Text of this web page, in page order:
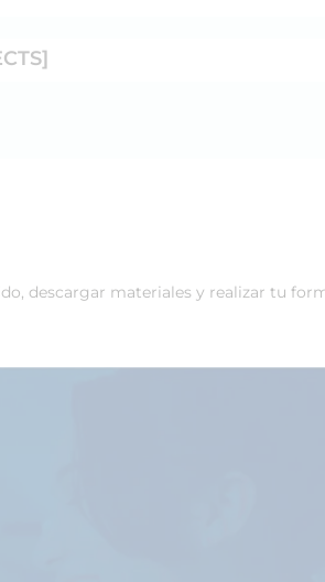
descargar materiales y realizar tu